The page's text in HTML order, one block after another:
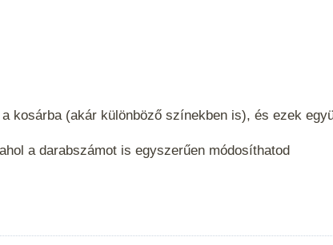
kosárba (akár különböző színekben is), és ezek
a darabszámot is egyszerűen módosíthatod